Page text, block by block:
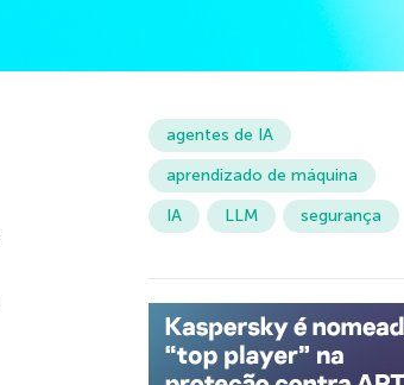
agentes de IA
aprendizado de máquina
IA
LLM segurança